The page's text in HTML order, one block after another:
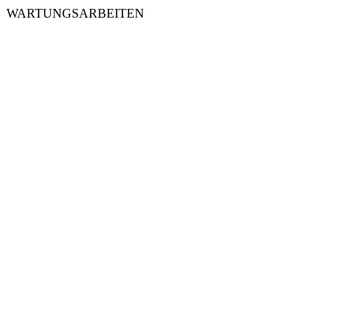
WARTUNGSARBEITEN